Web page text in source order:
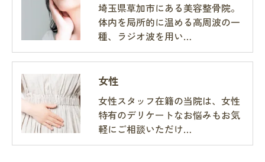
埼玉県草加市にある美容整骨院。
体内を局所的に温める高周波の一
種、ラジオ波を用い…
女性
女性スタッフ在籍の当院は、女性
特有のデリケートなお悩みもお気
軽にご相談いただけ…